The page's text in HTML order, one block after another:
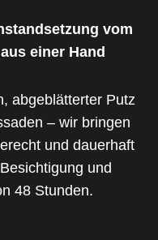
vom
einer Hand
abgeblätterter Putz
– wir bringen
und dauerhaft
und
48 Stunden.